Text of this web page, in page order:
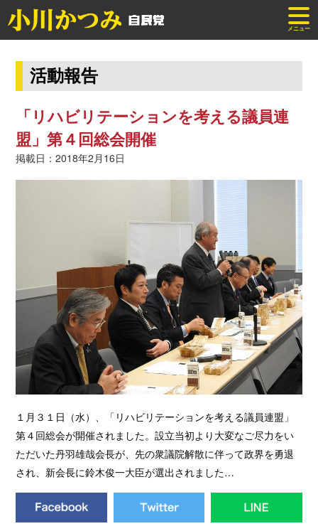
メニュー
活動報告
「リハビリテーションを考える議員連
盟」第４回総会開催
掲載日：2018年2月16日
１月３１日（水）、「リハビリテーションを考える議員連盟」
第４回総会が開催されました。設立当初より大変なご尽力をい
ただいた丹羽雄哉会長が、先の衆議院解散に伴って政界を勇退
され、新会長に鈴木俊一大臣が選出されました…